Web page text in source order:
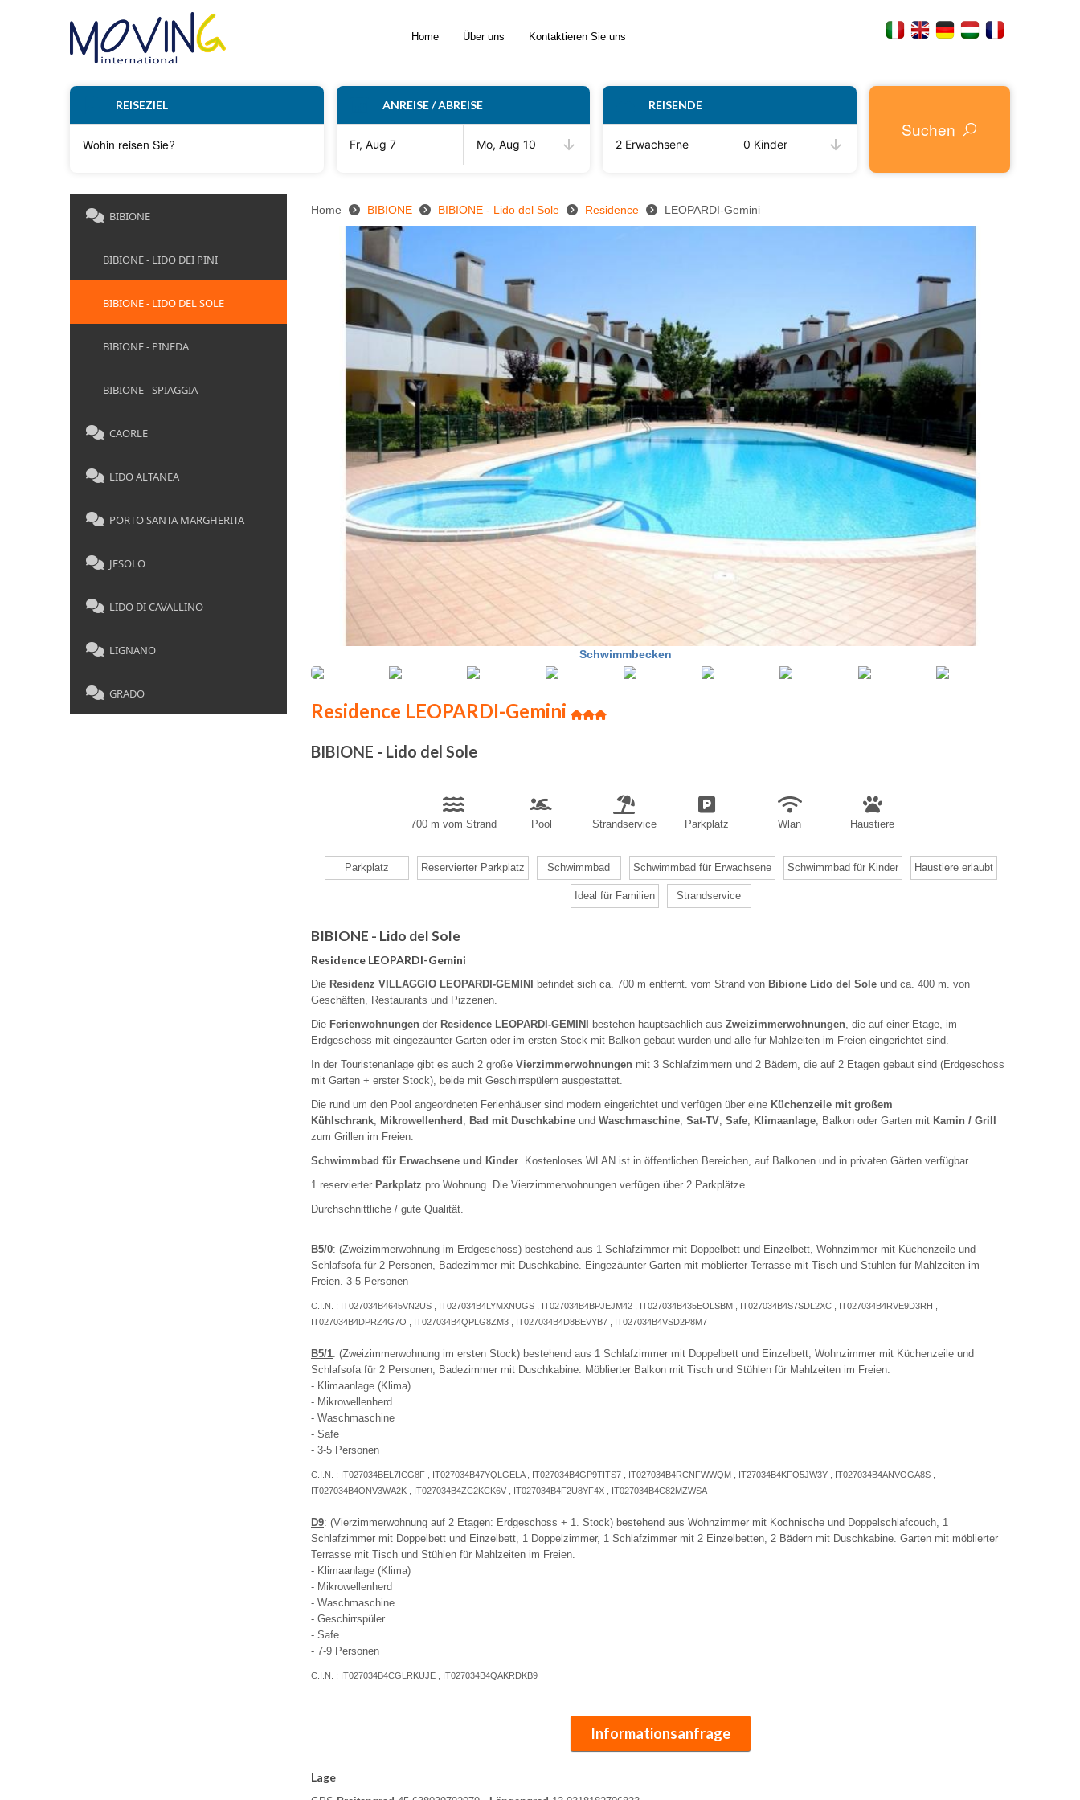
Home Über uns Kontaktieren Sie uns
REISEZIEL ANREISE / ABREISE
Fr, Aug 7 Mo, Aug 10
REISENDE
2 Erwachsene 0 Kinder
Suchen
BIBIONE
BIBIONE - LIDO DEI PINI
BIBIONE - LIDO DEL SOLE
BIBIONE - PINEDA
BIBIONE - SPIAGGIA
CAORLE
LIDO ALTANEA
PORTO SANTA MARGHERITA
JESOLO
LIDO DI CAVALLINO
LIGNANO
GRADO
Home BIBIONE BIBIONE - Lido del Sole Residence LEOPARDI-Gemini
Schwimmbecken
Residence LEOPARDI-Gemini
BIBIONE - Lido del Sole
700 m vom Strand Pool Strandservice Parkplatz Wlan Haustiere
Parkplatz Reservierter Parkplatz Schwimmbad Schwimmbad für Erwachsene Schwimmbad für Kinder Haustiere erlaubt
Ideal für Familien Strandservice
BIBIONE - Lido del Sole
Residence LEOPARDI-Gemini
Die Residenz VILLAGGIO LEOPARDI-GEMINI befindet sich ca. 700 m entfernt. vom Strand von Bibione Lido del Sole und ca. 400 m. von
Geschäften, Restaurants und Pizzerien.
Die Ferienwohnungen der Residence LEOPARDI-GEMINI bestehen hauptsächlich aus Zweizimmerwohnungen, die auf einer Etage, im
Erdgeschoss mit eingezäunter Garten oder im ersten Stock mit Balkon gebaut wurden und alle für Mahlzeiten im Freien eingerichtet sind.
In der Touristenanlage gibt es auch 2 große Vierzimmerwohnungen mit 3 Schlafzimmern und 2 Bädern, die auf 2 Etagen gebaut sind (Erdgeschoss
mit Garten + erster Stock), beide mit Geschirrspülern ausgestattet.
Die rund um den Pool angeordneten Ferienhäuser sind modern eingerichtet und verfügen über eine Küchenzeile mit großem
Kühlschrank, Mikrowellenherd , Bad mit Duschkabine und Waschmaschine, Sat-TV, Safe, Klimaanlage, Balkon oder Garten mit Kamin / Grill
zum Grillen im Freien.
Schwimmbad für Erwachsene und Kinder. Kostenloses WLAN ist in öffentlichen Bereichen, auf Balkonen und in privaten Gärten verfügbar.
1 reservierter Parkplatz pro Wohnung. Die Vierzimmerwohnungen verfügen über 2 Parkplätze.
Durchschnittliche / gute Qualität.
B5/0: (Zweizimmerwohnung im Erdgeschoss) bestehend aus 1 Schlafzimmer mit Doppelbett und Einzelbett, Wohnzimmer mit Küchenzeile und
Schlafsofa für 2 Personen, Badezimmer mit Duschkabine. Eingezäunter Garten mit möblierter Terrasse mit Tisch und Stühlen für Mahlzeiten im
Freien. 3-5 Personen
C.I.N. : IT027034B4645VN2US , IT027034B4LYMXNUGS , IT027034B4BPJEJM42 , IT027034B435EOLSBM , IT027034B4S7SDL2XC , IT027034B4RVE9D3RH ,
IT027034B4DPRZ4G7O , IT027034B4QPLG8ZM3 , IT027034B4D8BEVYB7 , IT027034B4VSD2P8M7
B5/1: (Zweizimmerwohnung im ersten Stock) bestehend aus 1 Schlafzimmer mit Doppelbett und Einzelbett, Wohnzimmer mit Küchenzeile und
Schlafsofa für 2 Personen, Badezimmer mit Duschkabine. Möblierter Balkon mit Tisch und Stühlen für Mahlzeiten im Freien.
- Klimaanlage (Klima)
- Mikrowellenherd
- Waschmaschine
- Safe
- 3-5 Personen
C.I.N. : IT027034BEL7ICG8F , IT027034B47YQLGELA , IT027034B4GP9TITS7 , IT027034B4RCNFWWQM , IT27034B4KFQ5JW3Y , IT027034B4ANVOGA8S ,
IT027034B4ONV3WA2K , IT027034B4ZC2KCK6V , IT027034B4F2U8YF4X , IT027034B4C82MZWSA
D9: (Vierzimmerwohnung auf 2 Etagen: Erdgeschoss + 1. Stock) bestehend aus Wohnzimmer mit Kochnische und Doppelschlafcouch, 1
Schlafzimmer mit Doppelbett und Einzelbett, 1 Doppelzimmer, 1 Schlafzimmer mit 2 Einzelbetten, 2 Bädern mit Duschkabine. Garten mit möblierter
Terrasse mit Tisch und Stühlen für Mahlzeiten im Freien.
- Klimaanlage (Klima)
- Mikrowellenherd
- Waschmaschine
- Geschirrspüler
- Safe
- 7-9 Personen
C.I.N. : IT027034B4CGLRKUJE , IT027034B4QAKRDKB9
Informationsanfrage
Lage